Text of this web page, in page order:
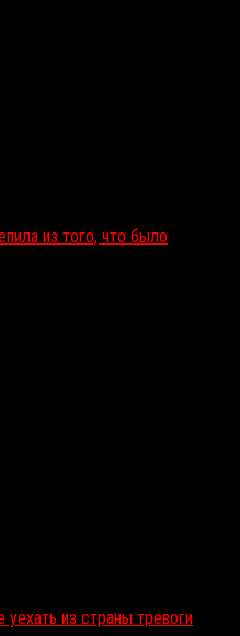
из того, что было
уехать из страны тревоги